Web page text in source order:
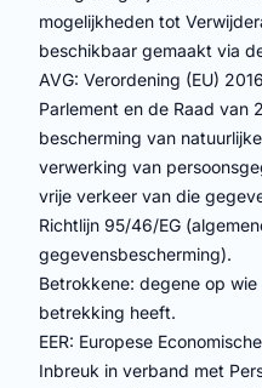
mogelijkheden tot
beschikbaar gemaakt via
AVG: Verordening (EU)
Parlement en de Raad van
bescherming van
verwerking van
vrije verkeer van die
Richtlijn 95/46/EG
gegevensbescherming).
Betrokkene: degene op
betrekking heeft.
EER: Europese
Inbreuk in verband met